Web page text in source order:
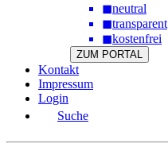
◼neutral
◼transparent
◼kostenfrei
ZUM PORTAL
Kontakt
Impressum
Login
Suche